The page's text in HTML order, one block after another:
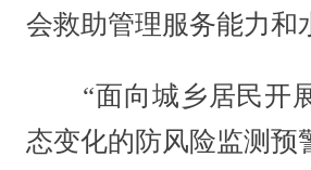
会救助管理服务能力和
“面向城乡居民开
态变化的防风险监测预